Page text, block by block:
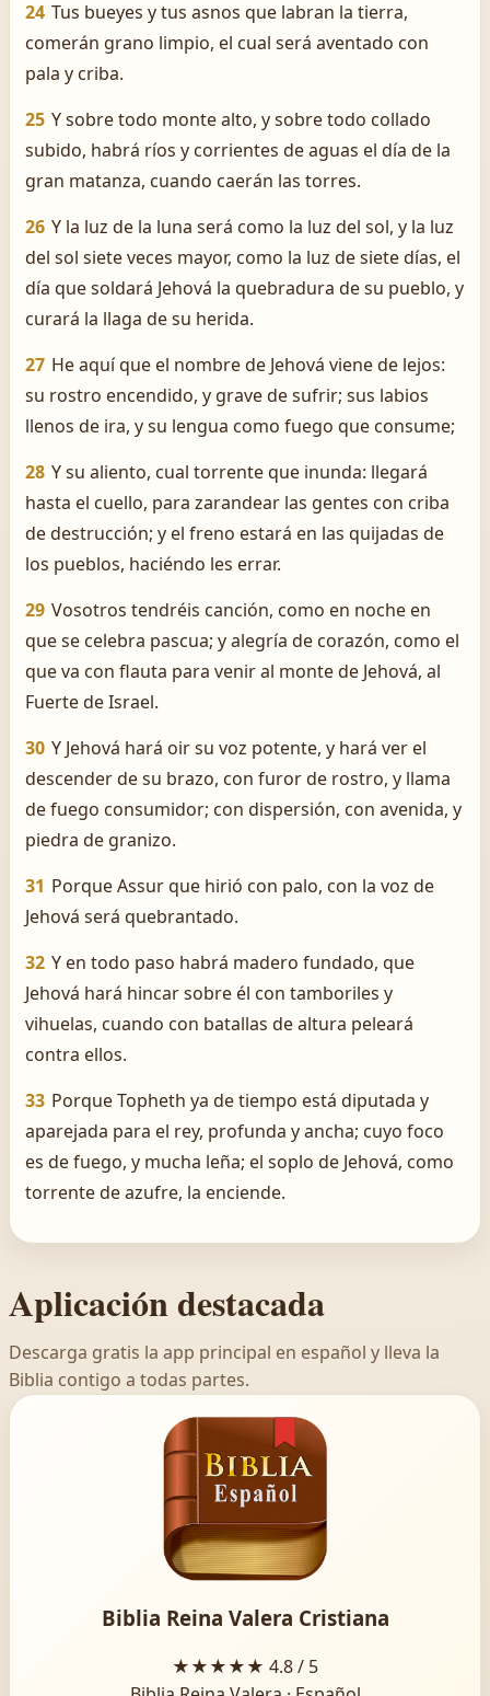
24 Tus bueyes y tus asnos que labran la tierra,
comerán grano limpio, el cual será aventado con
pala y criba.
25 Y sobre todo monte alto, y sobre todo collado
subido, habrá ríos y corrientes de aguas el día de la
gran matanza, cuando caerán las torres.
26 Y la luz de la luna será como la luz del sol, y la luz
del sol siete veces mayor, como la luz de siete días, el
día que soldará Jehová la quebradura de su pueblo, y
curará la llaga de su herida.
27 He aquí que el nombre de Jehová viene de lejos:
su rostro encendido, y grave de sufrir; sus labios
llenos de ira, y su lengua como fuego que consume;
28 Y su aliento, cual torrente que inunda: llegará
hasta el cuello, para zarandear las gentes con criba
de destrucción; y el freno estará en las quijadas de
los pueblos, haciéndo les errar.
29 Vosotros tendréis canción, como en noche en
que se celebra pascua; y alegría de corazón, como el
que va con flauta para venir al monte de Jehová, al
Fuerte de Israel.
30 Y Jehová hará oir su voz potente, y hará ver el
descender de su brazo, con furor de rostro, y llama
de fuego consumidor; con dispersión, con avenida, y
piedra de granizo.
31 Porque Assur que hirió con palo, con la voz de
Jehová será quebrantado.
32 Y en todo paso habrá madero fundado, que
Jehová hará hincar sobre él con tamboriles y
vihuelas, cuando con batallas de altura peleará
contra ellos.
33 Porque Topheth ya de tiempo está diputada y
aparejada para el rey, profunda y ancha; cuyo foco
es de fuego, y mucha leña; el soplo de Jehová, como
torrente de azufre, la enciende.
Aplicación destacada
Descarga gratis la app principal en español y lleva la
Biblia contigo a todas partes.
Biblia Reina Valera Cristiana
★★★★★ 4.8 / 5